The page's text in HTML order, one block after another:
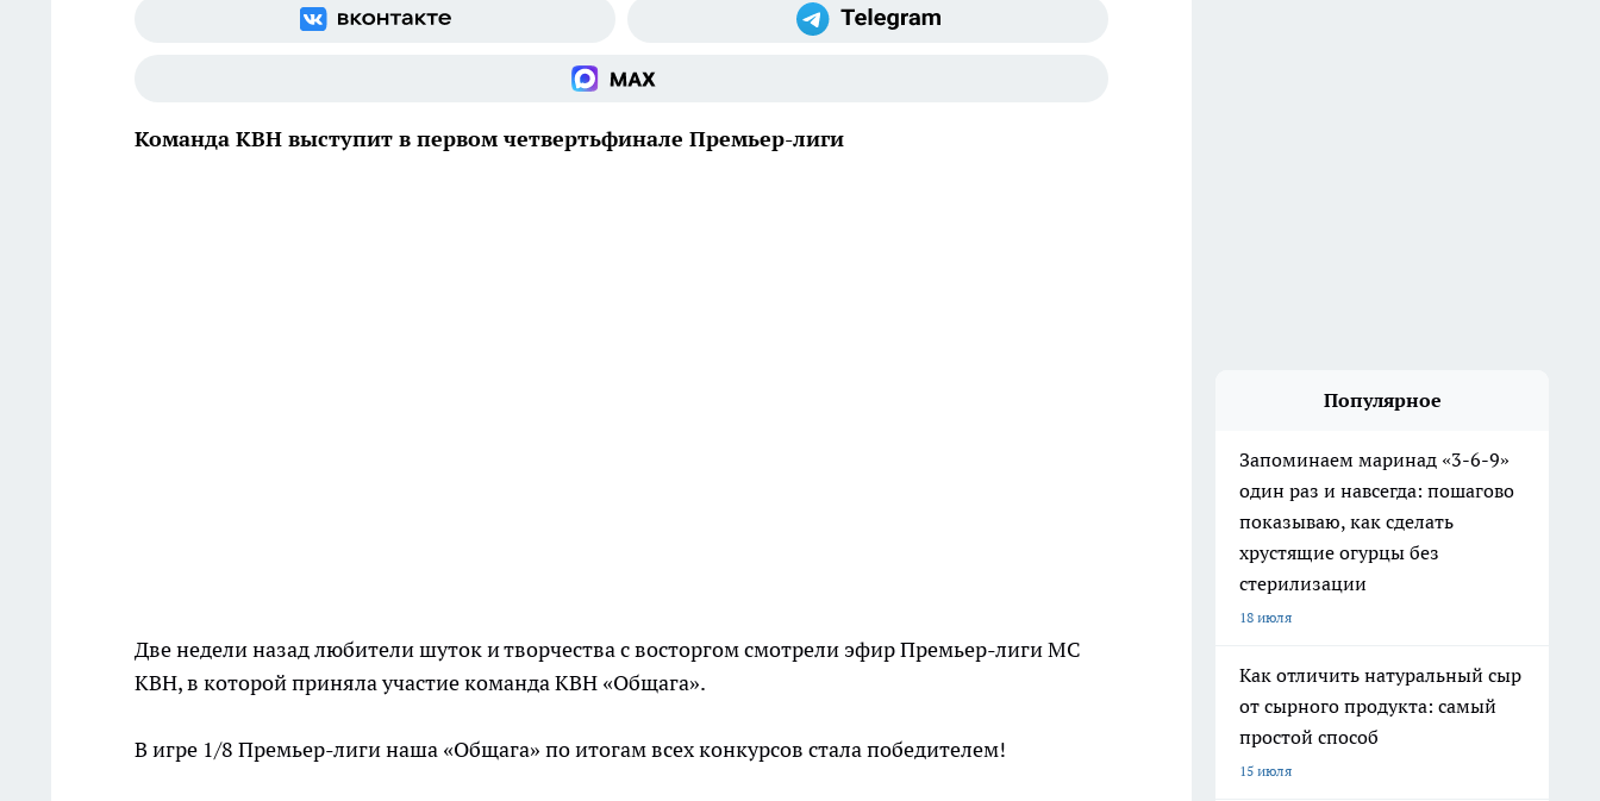
Команда КВН выступит в первом четвертьфинале Премьер-лиги
Две недели назад любители шуток и творчества с восторгом смотрели эфир Премьер-лиги МС
КВН, в которой приняла участие команда КВН «Общага».
В игре 1/8 Премьер-лиги наша «Общага» по итогам всех конкурсов стала победителем!
Популярное
Запоминаем маринад «3-6-9»
один раз и навсегда: пошагово
показываю, как сделать
хрустящие огурцы без
стерилизации
18 июля
Как отличить натуральный сыр
от сырного продукта: самый
простой способ
15 июля